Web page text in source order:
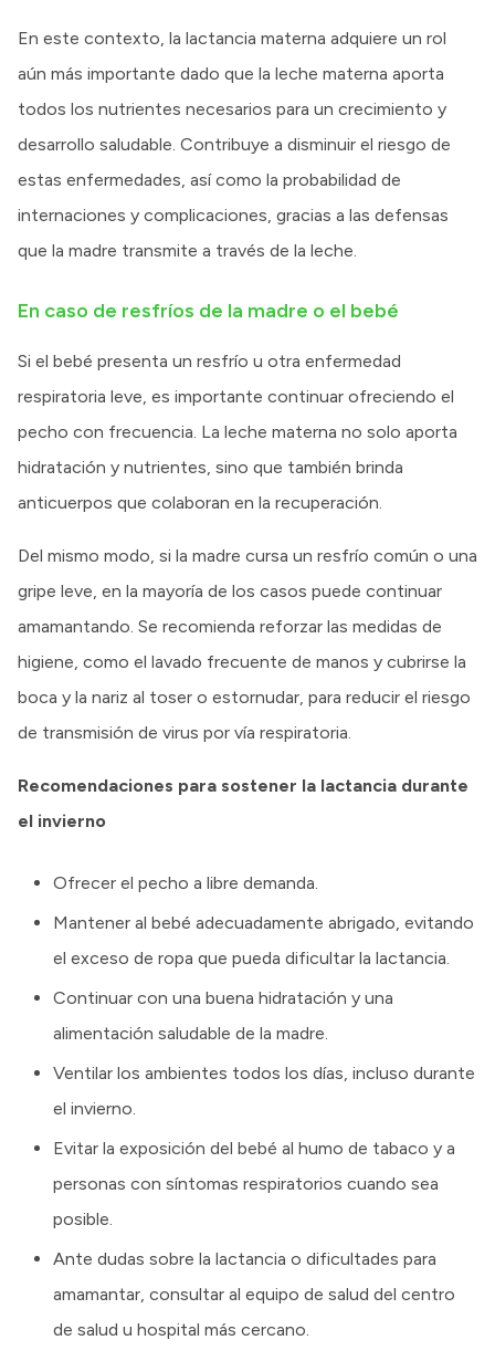
En este contexto, la lactancia materna adquiere un rol
aún más importante dado que la leche materna aporta
todos los nutrientes necesarios para un crecimiento y
desarrollo saludable. Contribuye a disminuir el riesgo de
estas enfermedades, así como la probabilidad de
internaciones y complicaciones, gracias a las defensas
que la madre transmite a través de la leche.
En caso de resfríos de la madre o el bebé
Si el bebé presenta un resfrío u otra enfermedad
respiratoria leve, es importante continuar ofreciendo el
pecho con frecuencia. La leche materna no solo aporta
hidratación y nutrientes, sino que también brinda
anticuerpos que colaboran en la recuperación.
Del mismo modo, si la madre cursa un resfrío común o una
gripe leve, en la mayoría de los casos puede continuar
amamantando. Se recomienda reforzar las medidas de
higiene, como el lavado frecuente de manos y cubrirse la
boca y la nariz al toser o estornudar, para reducir el riesgo
de transmisión de virus por vía respiratoria.
Recomendaciones para sostener la lactancia durante
el invierno
Ofrecer el pecho a libre demanda.
Mantener al bebé adecuadamente abrigado, evitando
el exceso de ropa que pueda dificultar la lactancia.
Continuar con una buena hidratación y una
alimentación saludable de la madre.
Ventilar los ambientes todos los días, incluso durante
el invierno.
Evitar la exposición del bebé al humo de tabaco y a
personas con síntomas respiratorios cuando sea
posible.
Ante dudas sobre la lactancia o dificultades para
amamantar, consultar al equipo de salud del centro
de salud u hospital más cercano.